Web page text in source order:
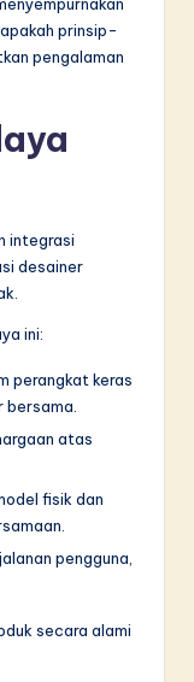
prinsip-
pengalaman
integrasi
desainer
ini:
perangkat keras
bersama.
atas
fisik dan
pengguna,
secara alami